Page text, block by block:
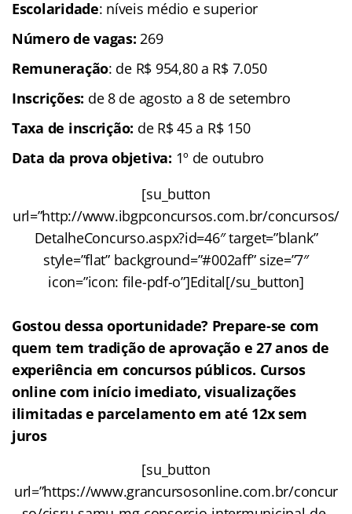
Escolaridade: níveis médio e superior
Número de vagas: 269
Remuneração: de R$ 954,80 a R$ 7.050
Inscrições: de 8 de agosto a 8 de setembro
Taxa de inscrição: de R$ 45 a R$ 150
Data da prova objetiva: 1º de outubro
[su_button
url=”http://www.ibgpconcursos.com.br/concursos/
DetalheConcurso.aspx?id=46″ target=”blank”
style=”flat” background=”#002aff” size=”7″
icon=”icon: file-pdf-o”]Edital[/su_button]
Gostou dessa oportunidade? Prepare-se com
quem tem tradição de aprovação e 27 anos de
experiência em concursos públicos. Cursos
online com início imediato, visualizações
ilimitadas e parcelamento em até 12x sem
juros
[su_button
url=”https://www.grancursosonline.com.br/concur